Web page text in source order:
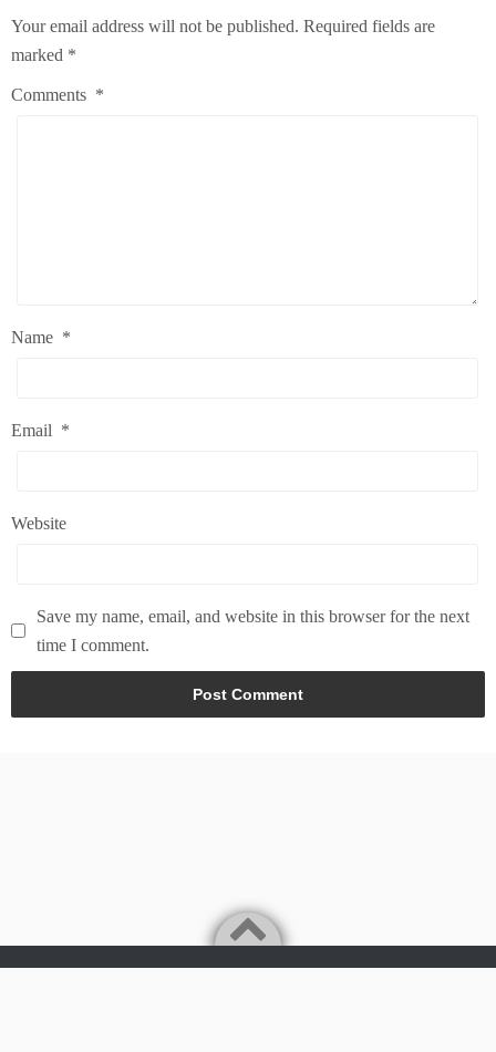
Your email address will not be published. Required fields are
marked *
Comments *
Name *
Email *
Website
Save my name, email, and website in this browser for the next
time I comment.